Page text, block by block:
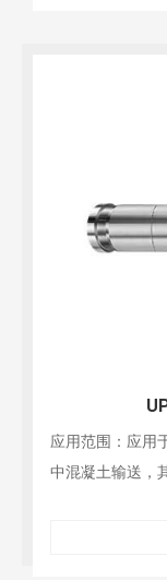
应用范围：应用
中混凝土输送，